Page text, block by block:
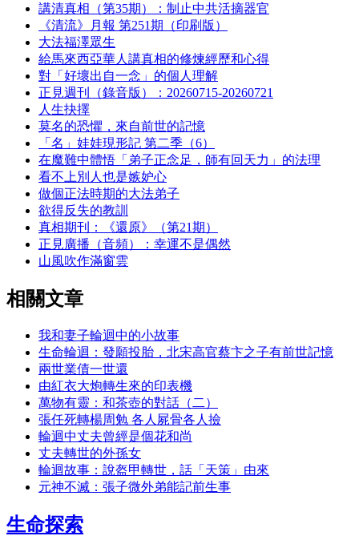
講清真相（第35期）：制止中共活摘器官
《清流》月報 第251期（印刷版）
大法福澤眾生
給馬來西亞華人講真相的修煉經歷和心得
對「好壞出自一念」的個人理解
正見週刊（錄音版）：20260715-20260721
人生抉擇
莫名的恐懼，來自前世的記憶
「名」娃娃現形記 第二季（6）
在魔難中體悟「弟子正念足，師有回天力」的法理
看不上別人也是嫉妒心
做個正法時期的大法弟子
欲得反失的教訓
真相期刊：《還原》（第21期）
正見廣播（音頻）：幸運不是偶然
山風吹作滿窗雲
相關文章
我和妻子輪迴中的小故事
生命輪迴：發願投胎，北宋高官蔡卞之子有前世記憶
兩世業債一世還
由紅衣大炮轉生來的印表機
萬物有靈：和茶壺的對話（二）
張任死轉楊周勉 各人屍骨各人撿
輪迴中丈夫曾經是個花和尚
丈夫轉世的外孫女
輪迴故事：說盔甲轉世，話「天策」由來
元神不滅：張子微外弟能記前生事
生命探索